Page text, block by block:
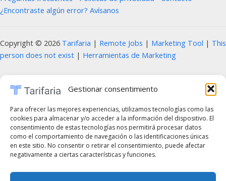
Gestionar consentimiento
Para ofrecer las mejores experiencias, utilizamos tecnologías como las
cookies para almacenar y/o acceder a la información del dispositivo. El
consentimiento de estas tecnologías nos permitirá procesar datos
como el comportamiento de navegación o las identificaciones únicas
en este sitio. No consentir o retirar el consentimiento, puede afectar
negativamente a ciertas características y funciones.
¿Encontraste algún error? Avísanos
Copyright © 2026 Tarifaria | Remote Jobs | Marketing Tool | This
person does not exist | Herramientas de Marketing
del contenido de este sitio web, incluyendo textos, imágenes, diseños, logotipos,
código fuente y cualquier otro material presente, sin la autorización previa y por
escrito del propietario del sitio. Cualquier uso no autorizado será considerado una
infracción a los derechos de propiedad intelectual y estará sujeto a las acciones
legales correspondientes, de acuerdo con las leyes vigentes en materia de
derechos de autor y propiedad intelectual. En caso de querer utilizar cualquier
elemento de estos sitios web, es obligatorio mencionar de forma clara y visible el